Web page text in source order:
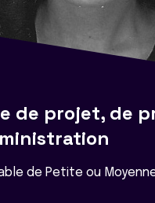
de projet, de
de Petite ou